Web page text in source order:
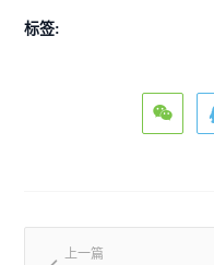
标签:
上一篇